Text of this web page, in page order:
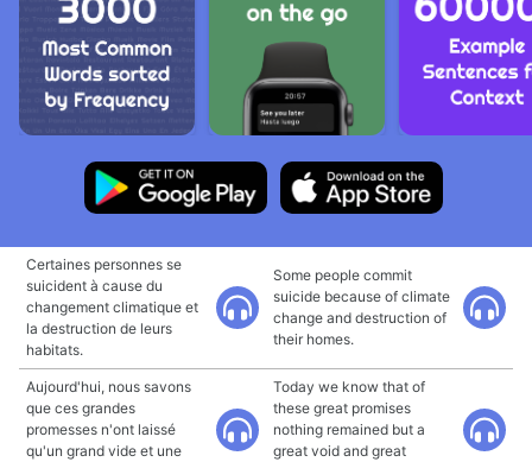
Certaines personnes se
suicident à cause du
changement climatique et
la destruction de leurs
habitats.
Some people commit
suicide because of climate
change and destruction of
their homes.
Aujourd'hui, nous savons
que ces grandes
promesses n'ont laissé
qu'un grand vide et une
Today we know that of
these great promises
nothing remained but a
great void and great